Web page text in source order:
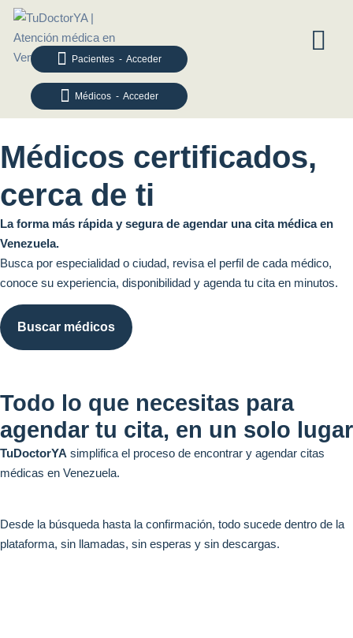
Médicos - Acceder
Pacientes - Acceder
Médicos certificados,
cerca de ti
La forma más rápida y segura de agendar una cita médica en
Venezuela.
Busca por especialidad o ciudad, revisa el perfil de cada médico,
conoce su experiencia, disponibilidad y agenda tu cita en minutos.
Buscar médicos
Todo lo que necesitas para
agendar tu cita, en un solo lugar
TuDoctorYA simplifica el proceso de encontrar y agendar citas
médicas en Venezuela.
Desde la búsqueda hasta la confirmación, todo sucede dentro de la
plataforma, sin llamadas, sin esperas y sin descargas.